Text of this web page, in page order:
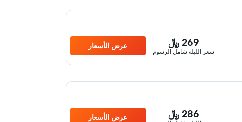
269 ﷼
سعر الليلة شامل الرسوم
عرض الأسعار
286 ﷼ عرض الأسعار